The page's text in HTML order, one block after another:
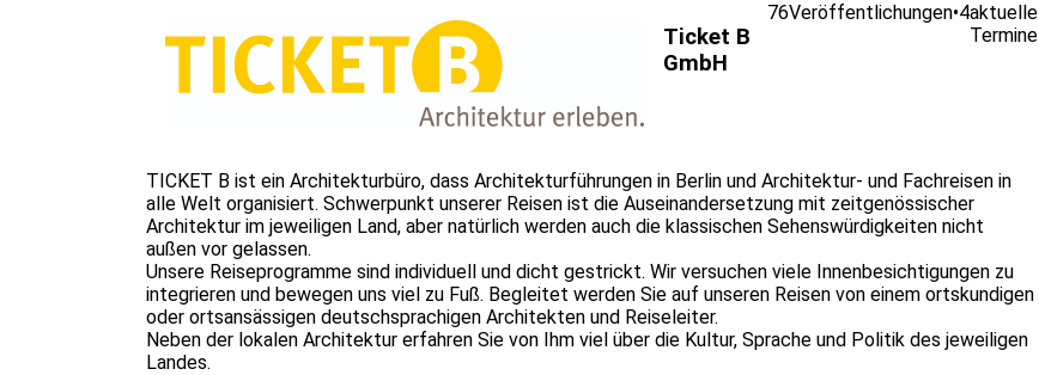
Ticket B
GmbH
76Veröffentlichungen•4aktuelle
Termine
TICKET B ist ein Architekturbüro, dass Architekturführungen in Berlin und Architektur- und Fachreisen in
alle Welt organisiert. Schwerpunkt unserer Reisen ist die Auseinandersetzung mit zeitgenössischer
Architektur im jeweiligen Land, aber natürlich werden auch die klassischen Sehenswürdigkeiten nicht
außen vor gelassen.
Unsere Reiseprogramme sind individuell und dicht gestrickt. Wir versuchen viele Innenbesichtigungen zu
integrieren und bewegen uns viel zu Fuß. Begleitet werden Sie auf unseren Reisen von einem ortskundigen
oder ortsansässigen deutschsprachigen Architekten und Reiseleiter.
Neben der lokalen Architektur erfahren Sie von Ihm viel über die Kultur, Sprache und Politik des jeweiligen
Landes.